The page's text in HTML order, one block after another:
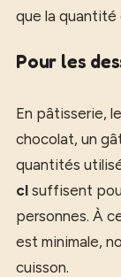
que la quantité
Pour les
En pâtisserie,
chocolat, un
quantités
cl suffisent
personnes. À
est minimale,
cuisson.